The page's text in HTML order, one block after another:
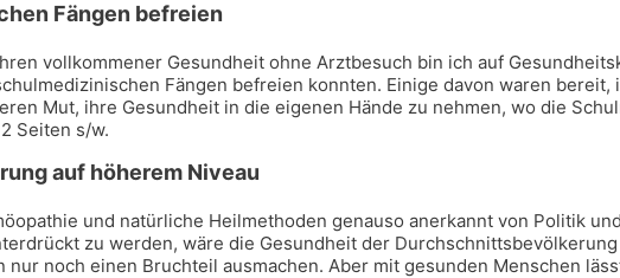
Fängen befreien
vollkommener Gesundheit ohne Arztbesuch bin ich auf
Fängen befreien konnten. Einige davon waren
Mut, ihre Gesundheit in die eigenen Hände zu nehmen, wo die
Seiten s/w.
auf höherem Niveau
und natürliche Heilmethoden genauso anerkannt von Politik
zu werden, wäre die Gesundheit der
nur noch einen Bruchteil ausmachen. Aber mit gesunden Menschen